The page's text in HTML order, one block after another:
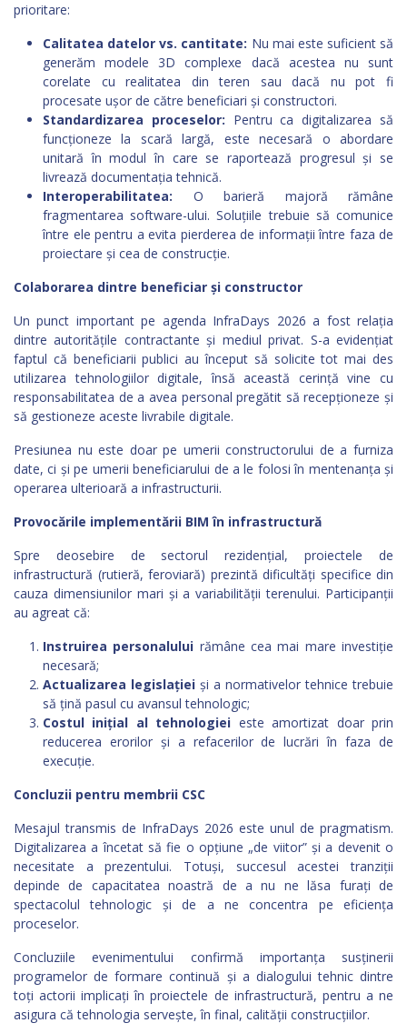
prioritare:
Calitatea datelor vs. cantitate: Nu mai este suficient să
generăm modele 3D complexe dacă acestea nu sunt
corelate cu realitatea din teren sau dacă nu pot fi
procesate ușor de către beneficiari și constructori.
Standardizarea proceselor: Pentru ca digitalizarea să
funcționeze la scară largă, este necesară o abordare
unitară în modul în care se raportează progresul și se
livrează documentația tehnică.
Interoperabilitatea: O barieră majoră rămâne
fragmentarea software-ului. Soluțiile trebuie să comunice
între ele pentru a evita pierderea de informații între faza de
proiectare și cea de construcție.
Colaborarea dintre beneficiar și constructor
Un punct important pe agenda InfraDays 2026 a fost relația
dintre autoritățile contractante și mediul privat. S-a evidențiat
faptul că beneficiarii publici au început să solicite tot mai des
utilizarea tehnologiilor digitale, însă această cerință vine cu
responsabilitatea de a avea personal pregătit să recepționeze și
să gestioneze aceste livrabile digitale.
Presiunea nu este doar pe umerii constructorului de a furniza
date, ci și pe umerii beneficiarului de a le folosi în mentenanța și
operarea ulterioară a infrastructurii.
Provocările implementării BIM în infrastructură
Spre deosebire de sectorul rezidențial, proiectele de
infrastructură (rutieră, feroviară) prezintă dificultăți specifice din
cauza dimensiunilor mari și a variabilității terenului. Participanții
au agreat că:
Instruirea personalului rămâne cea mai mare investiție
necesară;
Actualizarea legislației și a normativelor tehnice trebuie
să țină pasul cu avansul tehnologic;
Costul inițial al tehnologiei este amortizat doar prin
reducerea erorilor și a refacerilor de lucrări în faza de
execuție.
Concluzii pentru membrii CSC
Mesajul transmis de InfraDays 2026 este unul de pragmatism.
Digitalizarea a încetat să fie o opțiune „de viitor” și a devenit o
necesitate a prezentului. Totuși, succesul acestei tranziții
depinde de capacitatea noastră de a nu ne lăsa furați de
spectacolul tehnologic și de a ne concentra pe eficiența
proceselor.
Concluziile evenimentului confirmă importanța susținerii
programelor de formare continuă și a dialogului tehnic dintre
toți actorii implicați în proiectele de infrastructură, pentru a ne
asigura că tehnologia servește, în final, calității construcțiilor.